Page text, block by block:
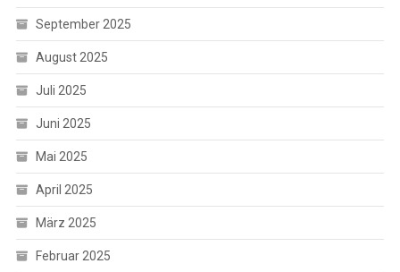
September 2025
August 2025
Juli 2025
Juni 2025
Mai 2025
April 2025
März 2025
Februar 2025